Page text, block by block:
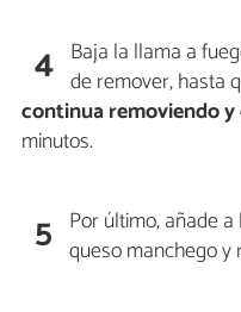
4 Baja la llama a
de remover, hasta
continua removiendo
minutos.
5 Por último, añade
queso manchego y